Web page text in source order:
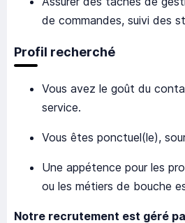
de commandes, suivi des
Profil recherché
Vous avez le goût du
service.
Vous êtes ponctuel(le),
Une appétence pour les
ou les métiers de bouche
Notre recrutement est géré